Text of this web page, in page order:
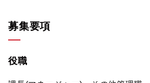
募集要項
役職